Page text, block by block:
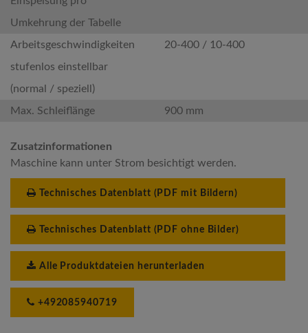
Umkehrung der Tabelle
Arbeitsgeschwindigkeiten
stufenlos einstellbar
(normal / speziell)
20-400 / 10-400
Max. Schleiflänge 900 mm
Zusatzinformationen
Maschine kann unter Strom besichtigt werden.
Technisches Datenblatt (PDF mit Bildern)
Technisches Datenblatt (PDF ohne Bilder)
Alle Produktdateien herunterladen
+492085940719